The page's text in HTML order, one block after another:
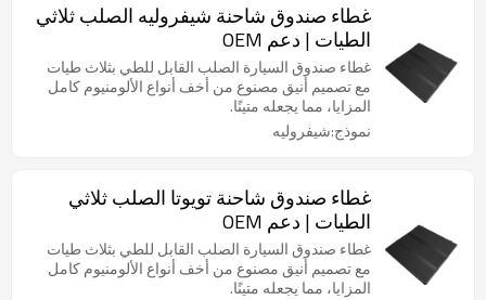
غطاء صندوق شاحنة شيفروليه الصلب ثلاثي
الطيات | دعم OEM
غطاء صندوق السيارة الصلب القابل للطي بثلاث طيات
مع تصميم أنيق مصنوع من أخف أنواع الألومنيوم كامل
المزايا، مما يجعله متينًا.
نموذج:شيفروليه
غطاء صندوق شاحنة تويوتا الصلب ثلاثي
الطيات | دعم OEM
غطاء صندوق السيارة الصلب القابل للطي بثلاث طيات
مع تصميم أنيق مصنوع من أخف أنواع الألومنيوم كامل
المزايا، مما يجعله متينًا.